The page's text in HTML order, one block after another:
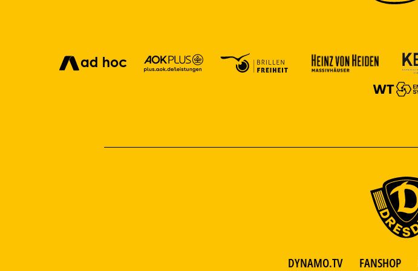
DYNAMO.TV FANSHOP